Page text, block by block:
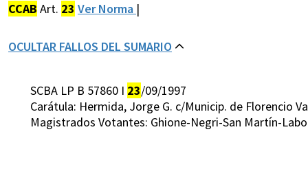
CCAB Art. 23 Ver Norma |
OCULTAR FALLOS DEL SUMARIO
SCBA LP B 57860 I 23/09/1997
Carátula: Hermida, Jorge G. c/Municip. de Florencio
Magistrados Votantes: Ghione-Negri-San Martín-